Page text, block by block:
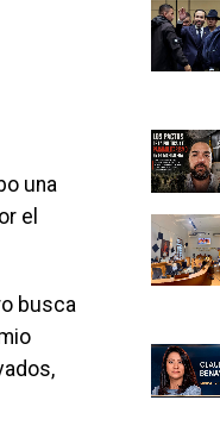
una
el
busca